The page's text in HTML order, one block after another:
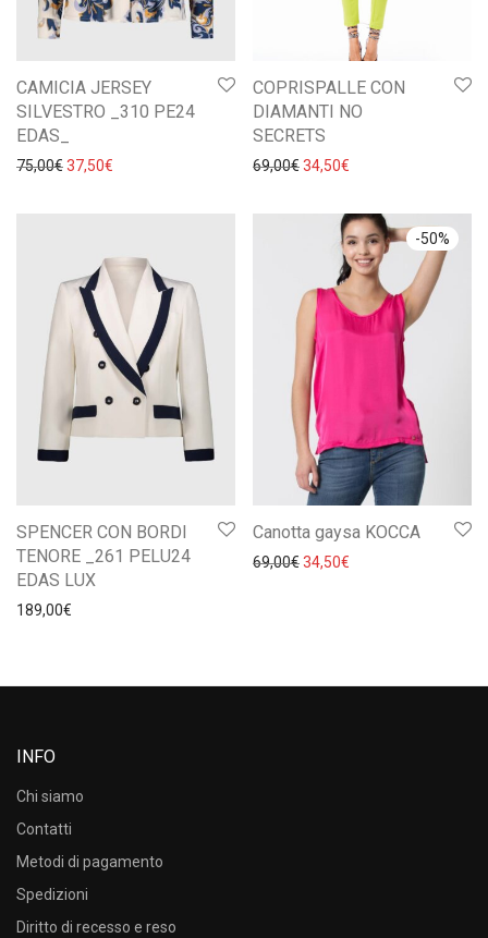
CAMICIA JERSEY
SILVESTRO _310 PE24
EDAS_
75,00€Il prezzo originale era: 75,00€.
37,50€ Il prezzo attuale è: 37,50€.
COPRISPALLE CON
DIAMANTI NO
SECRETS
69,00€Il prezzo originale era:
34,50€
SPENCER CON BORDI
TENORE _261 PELU24
EDAS LUX
189,00€
-50%
Canotta gaysa KOCCA
69,00€Il prezzo originale era:
34,50€
INFO
Chi siamo
Contatti
Metodi di pagamento
Spedizioni
Diritto di recesso e reso